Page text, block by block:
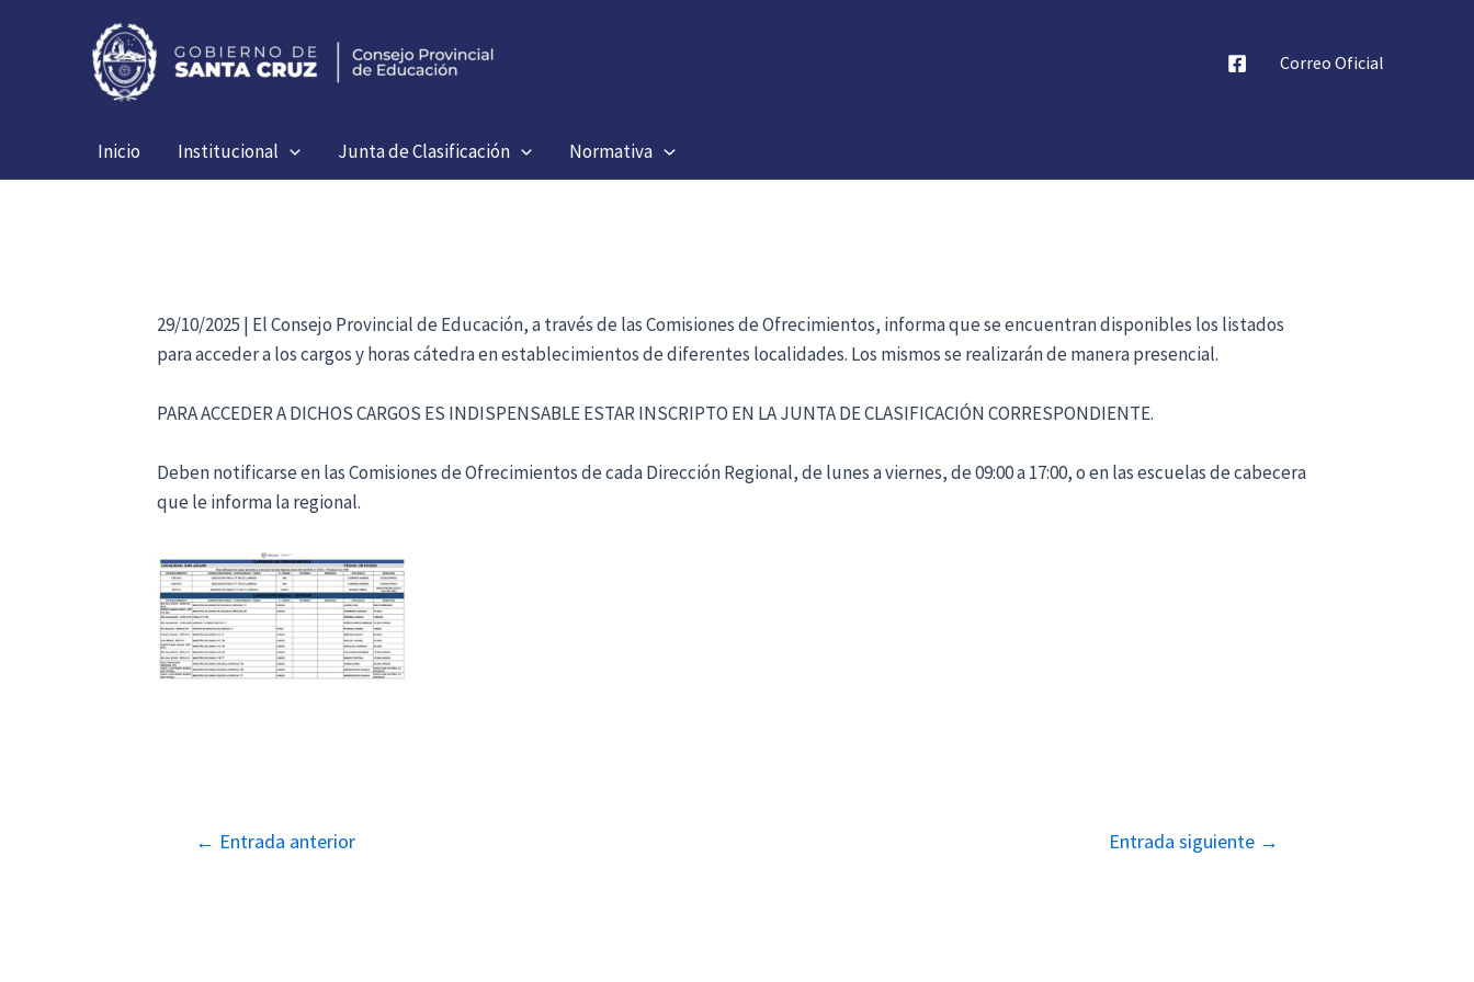
Correo Oficial
Inicio Institucional Junta de Clasificación Normativa
29/10/2025 | El Consejo Provincial de Educación, a través de las Comisiones de Ofrecimientos, informa que se encuentran disponibles los listados
para acceder a los cargos y horas cátedra en establecimientos de diferentes localidades. Los mismos se realizarán de manera presencial.
PARA ACCEDER A DICHOS CARGOS ES INDISPENSABLE ESTAR INSCRIPTO EN LA JUNTA DE CLASIFICACIÓN CORRESPONDIENTE.
Deben notificarse en las Comisiones de Ofrecimientos de cada Dirección Regional, de lunes a viernes, de 09:00 a 17:00, o en las escuelas de cabecera
que le informa la regional.
Navegación
← Entrada anterior Entrada siguiente →